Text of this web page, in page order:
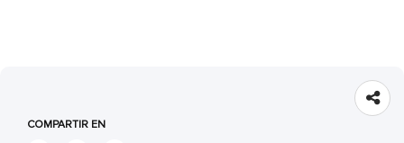
COMPARTIR EN